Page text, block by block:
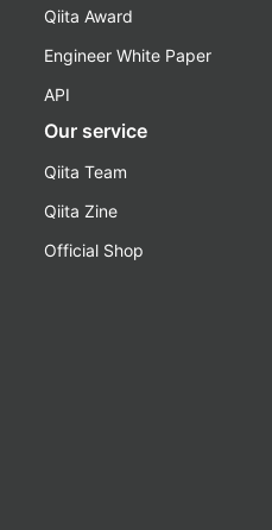
Qiita Award
Engineer White Paper
API
Our service
Qiita Team
Qiita Zine
Official Shop